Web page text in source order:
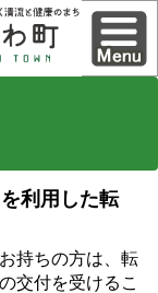
利用した転
持ちの方は、転
交付を受けるこ